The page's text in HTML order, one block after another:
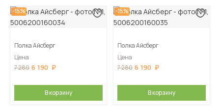
-15%
Полка Айсберг
Цена
7 280 6 190
В корзину
-15%
Полка Айсберг
Цена
7 280 6 190
В корзину